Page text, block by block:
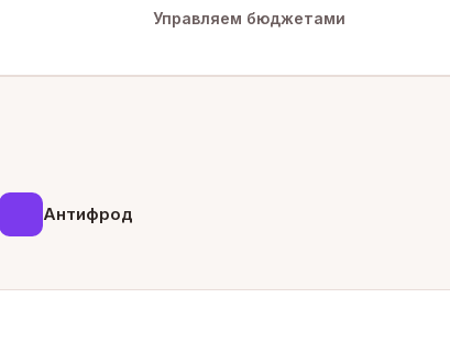
Управляем бюджетами
Антифрод